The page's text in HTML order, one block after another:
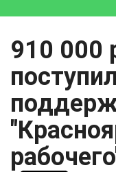
910 000